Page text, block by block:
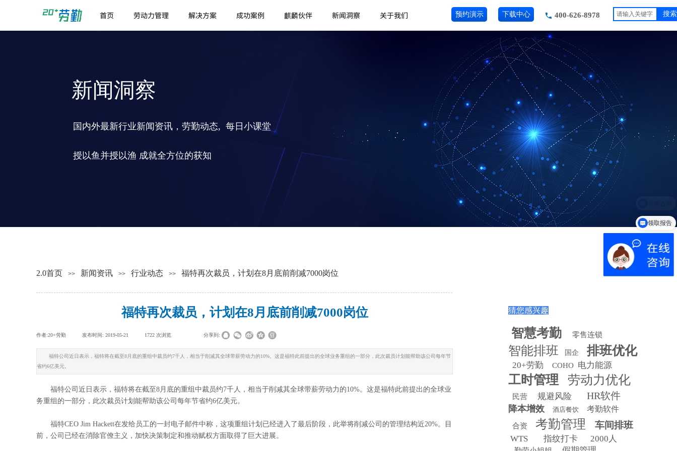
400-626-8978
预约演示 下载中心
首页 劳动力管理 解决方案 成功案例 麒麟伙伴 新闻洞察 关于我们 搜索
国内外最新行业新闻资讯，劳勤动态, 每日小课堂
授以鱼并授以渔 成就全方位的获知
新闻洞察
2.0首页 >> 新闻资讯 >> 行业动态 >> 福特再次裁员，计划在8月底前削减7000岗位
福特再次裁员，计划在8月底前削减7000岗位
作者:20+劳勤 发布时间: 2019-05-21 1722 次浏览 分享到:
福特公司近日表示，福特将在截至8月底的重组中裁员约7千人，相当于削减其全球带薪劳动力的10%。这是福特此前提出的全球业务重组的一部分，此次裁员计划能帮助该公司每年节
省约6亿美元。
福特公司近日表示，福特将在截至8月底的重组中裁员约7千人，相当于削减其全球带薪劳动力的10%。这是福特此前提出的全球业
务重组的一部分，此次裁员计划能帮助该公司每年节省约6亿美元。
福特CEO Jim Hackett在发给员工的一封电子邮件中称，这项重组计划已经进入了最后阶段，此举将削减公司的管理结构近20%。目
前，公司已经在消除官僚主义，加快决策制定和推动赋权方面取得了巨大进展。
猜您感兴趣
智慧考勤 零售连锁
智能排班 国企 排班优化
20+劳勤 COHO 电力能源
工时管理 劳动力优化
民营 规避风险 HR软件
降本增效 酒店餐饮 考勤软件
合资 考勤管理 车间排班
WTS 指纹打卡 2000人
领取报告